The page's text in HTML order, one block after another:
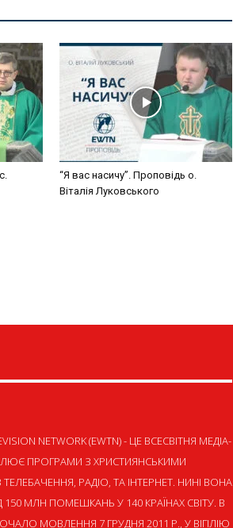
“Я вас насичу”. Проповідь о.
Віталія Луковського
NETWORK (EWTN) - ЦЕ ВСЕСВІТНЯ МЕДІА-
ПРОГРАМИ З ХРИСТИЯНСЬКИМИ
РАДІО, ТА ІНТЕРНЕТ. НИНІ ВОНА
МЛН ПОМЕШКАНЬ У 140 КРАЇНАХ СВІТУ. В
МОВЛЕННЯ 7 ГРУДНЯ 2011 Р., У ВІГІЛІЮ